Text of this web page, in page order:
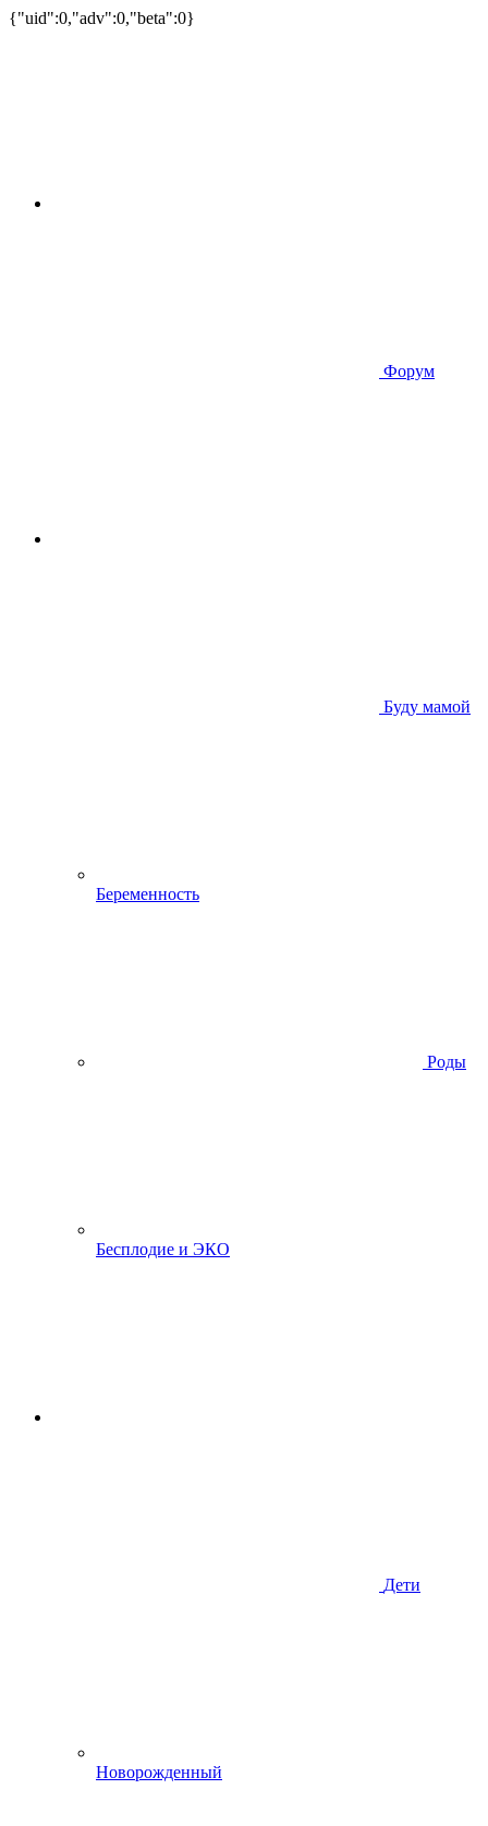
{"uid":0,"adv":0,"beta":0}
Форум
Буду мамой
Беременность
Роды
Бесплодие и ЭКО
Дети
Новорожденный